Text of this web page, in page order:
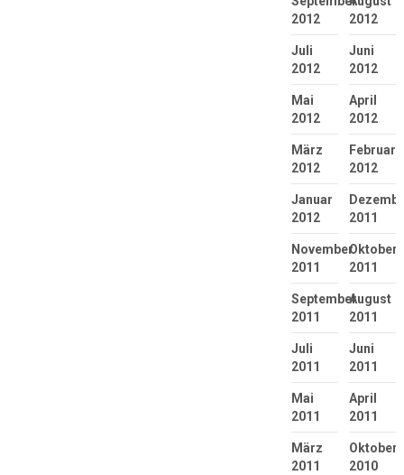
2012
2012
Juli
2012
Juni
2012
Mai
2012
April
2012
März
2012
Februar
2012
Januar
2012
2011
November
2011
Oktober
2011
September
2011
August
2011
Juli
2011
Juni
2011
Mai
2011
April
2011
März
2011
Oktober
2010